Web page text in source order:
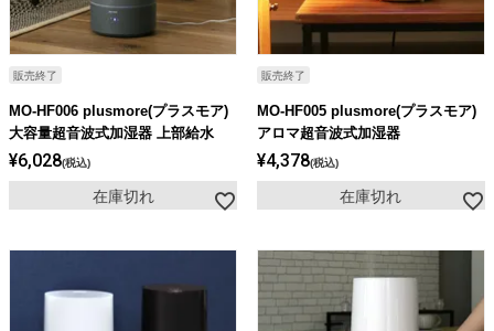
販売終了
MO-HF006 plusmore(プラスモア)
大容量超音波式加湿器 上部給水
¥6,028 税込
在庫切れ
販売終了
MO-HF005 plusmore(プラスモア)
アロマ超音波式加湿器
¥4,378 税込
在庫切れ